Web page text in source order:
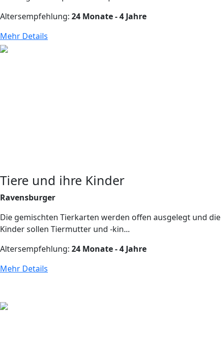
Altersempfehlung: 24 Monate - 4 Jahre
Mehr Details
Tiere und ihre Kinder
Ravensburger
Die gemischten Tierkarten werden offen ausgelegt und die
Kinder sollen Tiermutter und -kin...
Altersempfehlung: 24 Monate - 4 Jahre
Mehr Details